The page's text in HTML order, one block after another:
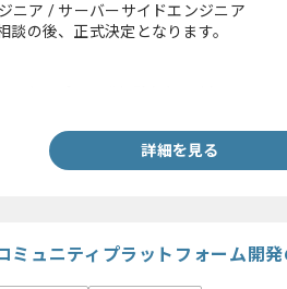
ニア / サーバーサイドエンジニア
の後、正式決定となります。
詳細を見る
ミュニティプラットフォーム開